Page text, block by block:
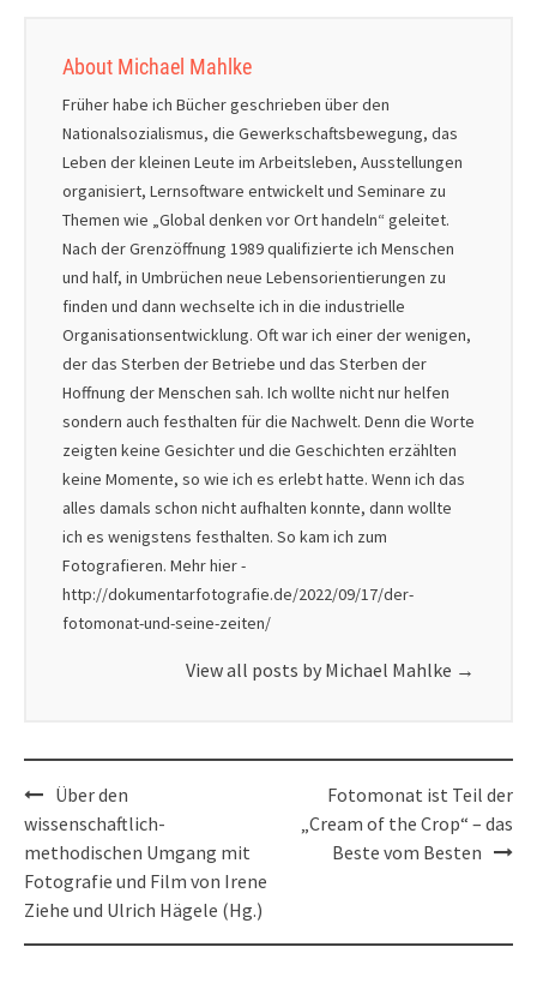
About Michael Mahlke
Früher habe ich Bücher geschrieben über den
Nationalsozialismus, die Gewerkschaftsbewegung, das
Leben der kleinen Leute im Arbeitsleben, Ausstellungen
organisiert, Lernsoftware entwickelt und Seminare zu
Themen wie „Global denken vor Ort handeln“ geleitet.
Nach der Grenzöffnung 1989 qualifizierte ich Menschen
und half, in Umbrüchen neue Lebensorientierungen zu
finden und dann wechselte ich in die industrielle
Organisationsentwicklung. Oft war ich einer der wenigen,
der das Sterben der Betriebe und das Sterben der
Hoffnung der Menschen sah. Ich wollte nicht nur helfen
sondern auch festhalten für die Nachwelt. Denn die Worte
zeigten keine Gesichter und die Geschichten erzählten
keine Momente, so wie ich es erlebt hatte. Wenn ich das
alles damals schon nicht aufhalten konnte, dann wollte
ich es wenigstens festhalten. So kam ich zum
Fotografieren. Mehr hier -
http://dokumentarfotografie.de/2022/09/17/der-
fotomonat-und-seine-zeiten/
View all posts by Michael Mahlke →
Post
navigation
Über den
wissenschaftlich-
methodischen Umgang mit
Fotografie und Film von Irene
Ziehe und Ulrich Hägele (Hg.)
Fotomonat ist Teil der
„Cream of the Crop“ – das
Beste vom Besten